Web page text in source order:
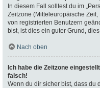
In diesem Fall solltest du im
Zeitzone (Mitteleuropäische
von registrierten Benutzern
bist, ist dies ein guter Grund,
Nach oben
Ich habe die Zeitzone
falsch!
Wenn du dir sicher bist, dass du